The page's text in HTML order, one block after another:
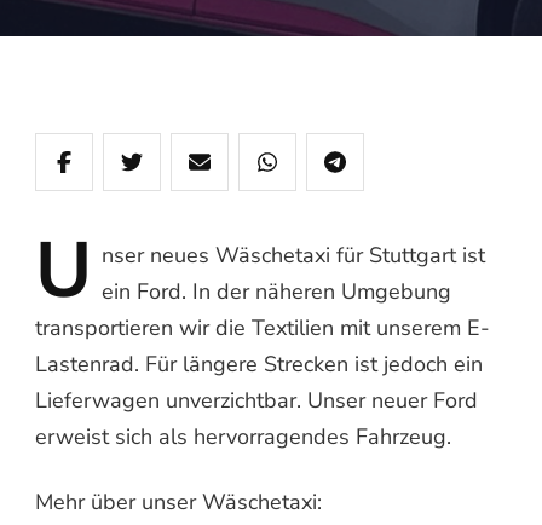
U nserneues Wäschetaxi für Stuttgart ist
ein Ford. In der näheren Umgebung
transportieren wir die Textilien mit unserem E-
Lastenrad. Für längere Strecken ist jedoch ein
Lieferwagen unverzichtbar. Unser neuer Ford
erweist sich als hervorragendes Fahrzeug.
Mehr über unser Wäschetaxi: